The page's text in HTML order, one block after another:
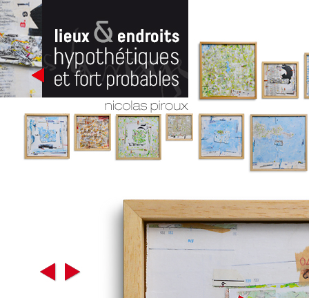
Cartes
cartes imaginaires
cartes fictives
nicolas piroux
lieux et endroits hypothétiques et
fort probables
}